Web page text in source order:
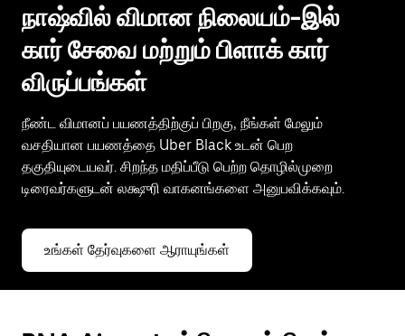
நாஷ்வில் விமான நிலையம்-இல்
கார் சேவை மற்றும் பிளாக் கார்
விருப்பங்கள்
நீண்ட விமானப் பயணத்திற்குப் பிறகு, நீங்கள் மேலும்
வசதியான பயணத்தை Uber Black உடன் பெற
தகுதியுடையவர். சிறந்த மதிப்பீடு பெற்ற தொழில்முறை
டிரைவர்களுடன் லக்ஷுரி வாகனங்களை அனுபவிக்கவும்.
உங்கள் தேர்வுகளை ஆராயுங்கள்